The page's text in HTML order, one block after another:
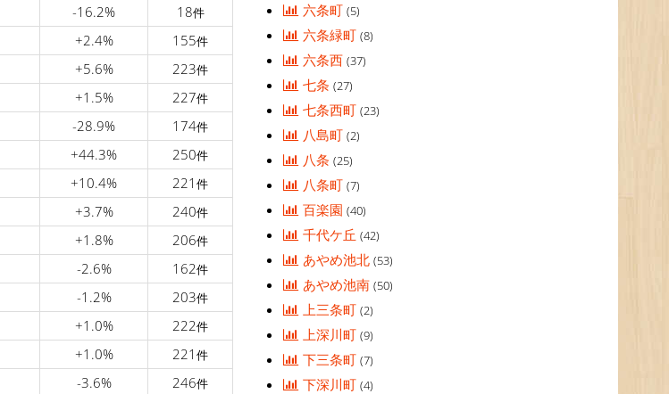
-16.2% 18件
+2.4% 155件
+5.6% 223件
+1.5% 227件
-28.9% 174件
+44.3% 250件
+10.4% 221 件
+3.7% 240件
+1.8% 206件
-2.6% 162件
-1.2% 203件
+1.0% 222件
+1.0% 221 件
-3.6% 246件
六条町(5)
六条緑町(8)
六条西(37)
七条(27)
七条西町(23)
八島町(2)
八条(25)
八条町(7)
百楽園(40)
千代ケ丘(42)
あやめ池北(53)
あやめ池南(50)
上三条町(2)
上深川町(9)
下三条町(7)
下深川町(4)